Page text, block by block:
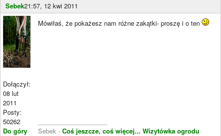
Sebek21:57, 12 kwi 2011
Dołączył:
08 lut
2011
Posty:
50262
Do góry
Mówiłaś, że pokażesz nam różne zakątki- proszę i o ten
Sebek - Coś jeszcze, coś więcej... Wizytówka ogrodu